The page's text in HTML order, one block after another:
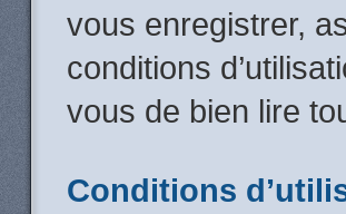
vous enregistrer,
conditions
vous de bien lire
Conditions